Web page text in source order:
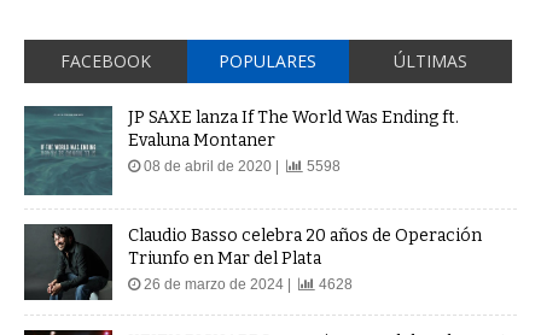
FACEBOOK POPULARES ÚLTIMAS
Evaluna Montaner
08 de abril de 2020 |
Claudio Basso celebra 20 años de Operación
Triunfo en Mar del Plata
26 de marzo de 2024 | 4628
KEITH RICHARDS anuncia super deluxe box set